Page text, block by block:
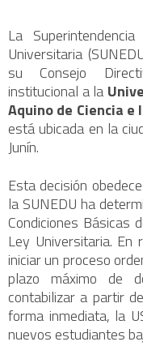
La
Universitaria
su Consejo
institucional a la
Aquino de Ciencia e
está ubicada en la
Junín.
Esta decisión
la SUNEDU ha
Condiciones Básicas
Ley Universitaria. En
iniciar un proceso
plazo máximo de
contabilizar a partir
forma inmediata, la
nuevos estudiantes